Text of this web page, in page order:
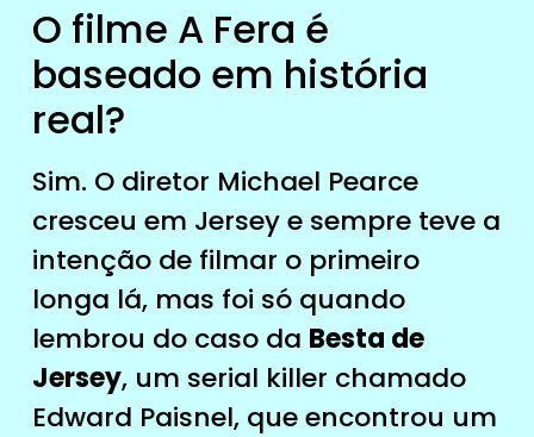
O filme A Fera é
baseado em história
real?
Sim. O diretor Michael Pearce
cresceu em Jersey e sempre teve a
intenção de filmar o primeiro
longa lá, mas foi só quando
lembrou do caso da Besta de
Jersey, um serial killer chamado
Edward Paisnel, que encontrou um